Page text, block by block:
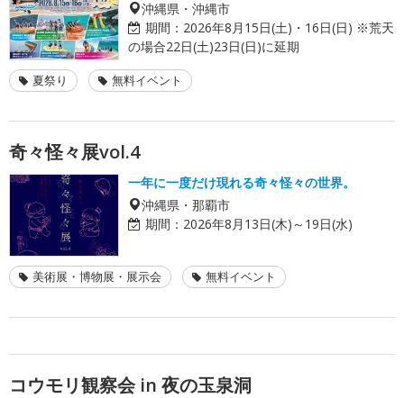
沖縄県・沖縄市
期間： 2026年8月15日(土)・16日(日) ※荒天
の場合22日(土)23日(日)に延期
夏祭り 無料イベント
奇々怪々展vol.4
一年に一度だけ現れる奇々怪々の世界。
沖縄県・那覇市
期間： 2026年8月13日(木)～19日(水)
美術展・博物展・展示会 無料イベント
コウモリ観察会 in 夜の玉泉洞